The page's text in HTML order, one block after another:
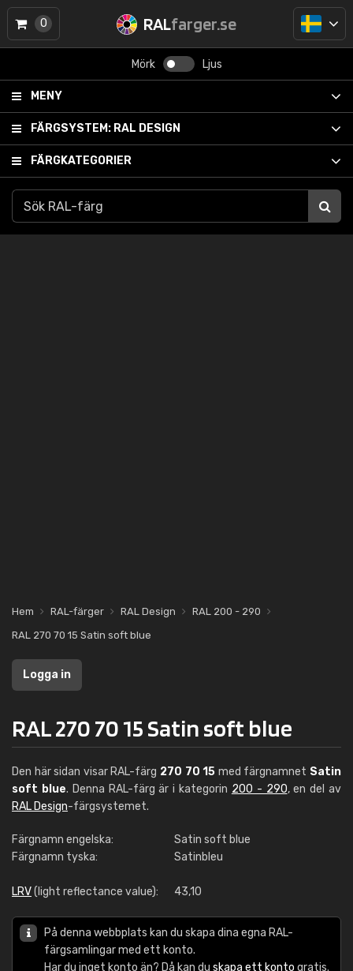
RALfarger.se
Mörk Ljus
MENY
FÄRGSYSTEM: RAL DESIGN
FÄRGKATEGORIER
0
Hem RAL-färger RAL Design
RAL 200 - 290
RAL 270 70 15 Satin soft blue
Logga in
RAL 270 70 15 Satin soft blue
Den här sidan visar RAL-färg 270 70 15 med färgnamnet Satin
soft blue. Denna RAL-färg är i kategorin 200 - 290, en del av
RAL Design-färgsystemet.
Färgnamn engelska:
Satin soft blue
Färgnamn tyska:
Satinbleu
LRV(light reflectance value): 43,10
På denna webbplats kan du skapa dina egna RAL-
färgsamlingar med ett konto.
Har du inget konto än? Då kan du skapa ett konto gratis.